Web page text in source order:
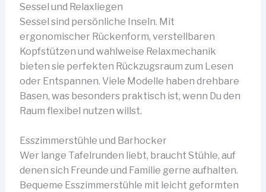
Sessel und Relaxliegen
Sessel sind persönliche Inseln. Mit
ergonomischer Rückenform, verstellbaren
Kopfstützen und wahlweise Relaxmechanik
bieten sie perfekten Rückzugsraum zum Lesen
oder Entspannen. Viele Modelle haben drehbare
Basen, was besonders praktisch ist, wenn Du den
Raum flexibel nutzen willst.
Esszimmerstühle und Barhocker
Wer lange Tafelrunden liebt, braucht Stühle, auf
denen sich Freunde und Familie gerne aufhalten.
Bequeme Esszimmerstühle mit leicht geformten